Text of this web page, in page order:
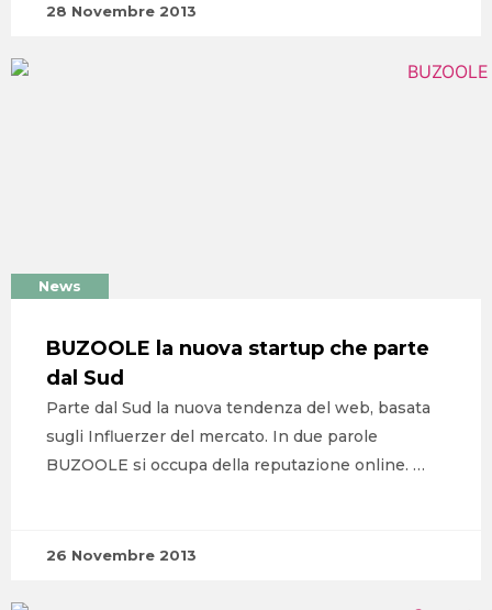
28 Novembre 2013
News
BUZOOLE la nuova startup che parte
dal Sud
Parte dal Sud la nuova tendenza del web, basata
sugli Influerzer del mercato. In due parole
BUZOOLE si occupa della reputazione online. …
26 Novembre 2013